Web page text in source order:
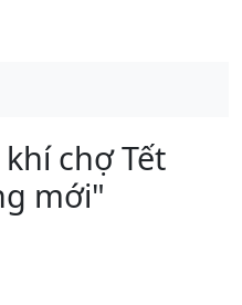
chợ Tết
mới"